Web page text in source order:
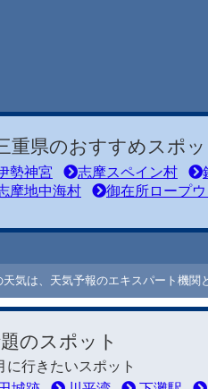
重県のおすすめスポッ
勢神宮 志摩スペイン村
摩地中海村
御在所ロープウ
気は、天気予報のエキスパート機関
のスポット
に行きたいスポット